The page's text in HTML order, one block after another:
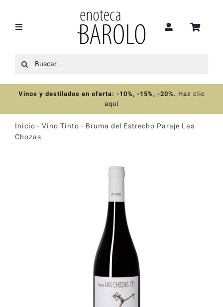
contenido
Toggle
Recomendaciones
Ofertas
Colecciones
Buscar:
Vinos y destilados en oferta: -10%, -15%, -20%. Haz clic
aquí
Inicio - Vino Tinto - Bruma del Estrecho Paraje Las
Chozas